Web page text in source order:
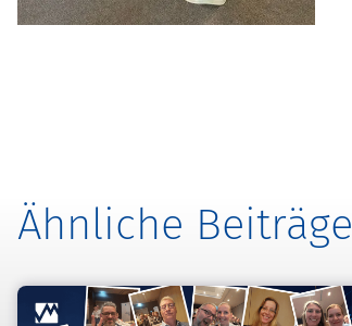
Ähnliche Beiträge